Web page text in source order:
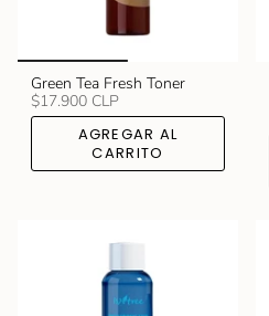
Green Tea Fresh Toner
$17.900 CLP
AGREGAR AL
CARRITO